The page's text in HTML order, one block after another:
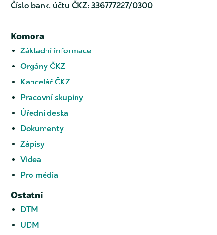
Číslo bank. účtu ČKZ: 336777227/0300
Komora
Základní informace
Orgány ČKZ
Kancelář ČKZ
Pracovní skupiny
Úřední deska
Dokumenty
Zápisy
Videa
Pro média
Ostatní
DTM
UDM